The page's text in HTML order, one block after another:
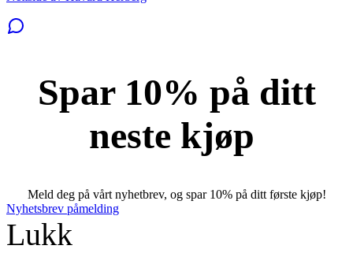
Spar 10% på ditt
neste kjøp
Meld deg på vårt nyhetbrev, og spar 10% på ditt første kjøp!
Nyhetsbrev påmelding
Lukk